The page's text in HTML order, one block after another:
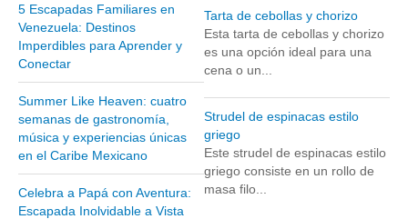
Mérida
Museos y otros sitios de interés en Amazonas
Museos y otros sitios de interés en Anzoátegui
Museos y otros sitios de interés en Aragua
Museos y otros sitios de interés en Bolívar
Museos y otros sitios de interés en Falcón
Museos y otros sitios de interés en Sucre
Puerto La Cruz
5 Escapadas Familiares en
Venezuela: Destinos
Imperdibles para Aprender y
Conectar
Summer Like Heaven: cuatro
semanas de gastronomía,
música y experiencias únicas
en el Caribe Mexicano
Celebra a Papá con Aventura:
Escapada Inolvidable a Vista
Tarta de cebollas y chorizo
Esta tarta de cebollas y chorizo
es una opción ideal para una
cena o un...
Strudel de espinacas estilo
griego
Este strudel de espinacas estilo
griego consiste en un rollo de
masa filo...